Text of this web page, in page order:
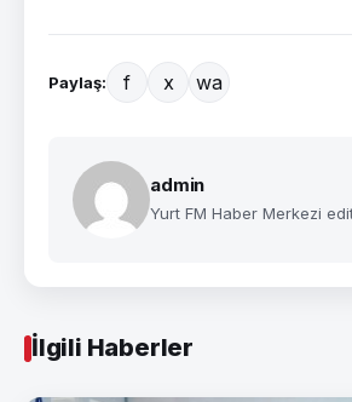
Paylaş: f x wa
admin
Yurt FM Haber Merkezi
İlgili Haberler